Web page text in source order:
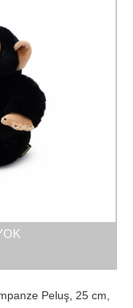
Peluş, 25 cm,